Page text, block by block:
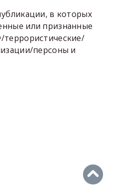
в которых
или признанные
персоны и